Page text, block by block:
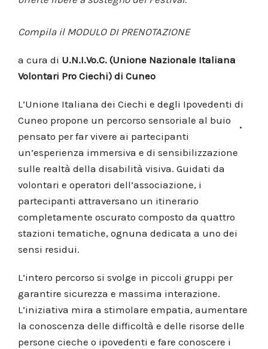
Compila il MODULO DI PRENOTAZIONE
a cura di U.N.I.Vo.C. (Unione Nazionale Italiana
Volontari Pro Ciechi) di Cuneo
L’Unione Italiana dei Ciechi e degli Ipovedenti di
Cuneo propone un percorso sensoriale al buio
pensato per far vivere ai partecipanti
un’esperienza immersiva e di sensibilizzazione
sulle realtà della disabilità visiva. Guidati da
volontari e operatori dell’associazione, i
partecipanti attraversano un itinerario
completamente oscurato composto da quattro
stazioni tematiche, ognuna dedicata a uno dei
sensi residui.
L’intero percorso si svolge in piccoli gruppi per
garantire sicurezza e massima interazione.
L’iniziativa mira a stimolare empatia, aumentare
la conoscenza delle difficoltà e delle risorse delle
persone cieche o ipovedenti e fare conoscere i